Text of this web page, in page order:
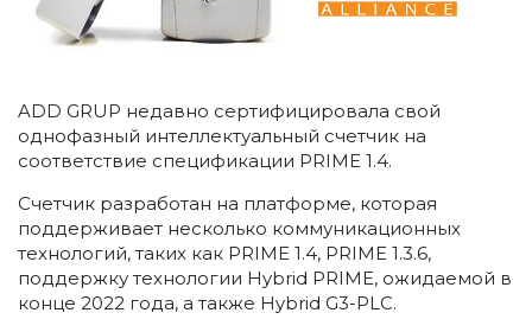
ADD GRUP недавно сертифицировала свой
однофазный интеллектуальный счетчик на
соответствие спецификации PRIME 1.4.
Счетчик разработан на платформе, которая
поддерживает несколько коммуникационных
технологий, таких как PRIME 1.4, PRIME 1.3.6,
поддержку технологии Hybrid PRIME, ожидаемой в
конце 2022 года, а также Hybrid G3-PLC.